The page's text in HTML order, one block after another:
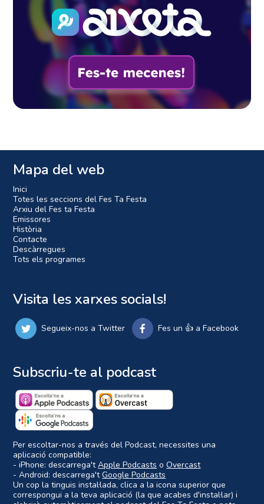
Mapa del web
Inici
Totes les seccions del Fes Ta Festa
Arxiu del Fes ta Festa
Emissores
Història
Contacte
Descàrregues
Tots els programes
Visita les xarxes socials!
Segueix-nos a Twitter Fes un 👍 a Facebook
Subscriu-te al podcast
Per escoltar-nos a través del Podcast, necessites una
aplicació compatible:
- iPhone: descarrega'tApple Podcasts oOvercast
- Android: descarrega'tGoogle Podcasts
Un cop la tinguis instal·lada, clica a la icona superior que
correspongui a la teva aplicació (la que acabes d'instal·lar) i